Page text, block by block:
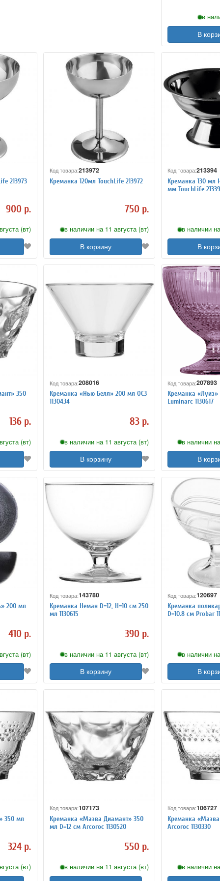
в
В
213973
900 р.
(вт)
Код товара:213972
Креманка 120мл TouchLife 213972
750 р.
в наличии на 11 августа (вт)
В корзину
Код товара:213394
Креманка 130 мл
мм TouchLife
в наличии
В
350
136 р.
(вт)
Код товара:208016
Креманка «Нью Белл» 200 мл ОСЗ
1130434
83 р.
в наличии на 11 августа (вт)
В корзину
Код товара:207893
Креманка
Luminarc 1130617
в наличии
В
200 мл
410 р.
(вт)
Код товара:143780
Креманка Неман D=12, H=10 см 250
мл 1130615
390 р.
в наличии на 11 августа (вт)
В корзину
Код товара:120697
Креманка
D=10.8 см Probar
в наличии
В
350 мл
324 р.
(вт)
Код товара:107173
Креманка «Маэва Диамант» 350
мл D=12 см Arcoroc 1130520
550 р.
в наличии на 11 августа (вт)
Код товара:106727
Креманка
Arcoroc 1130330
в наличии